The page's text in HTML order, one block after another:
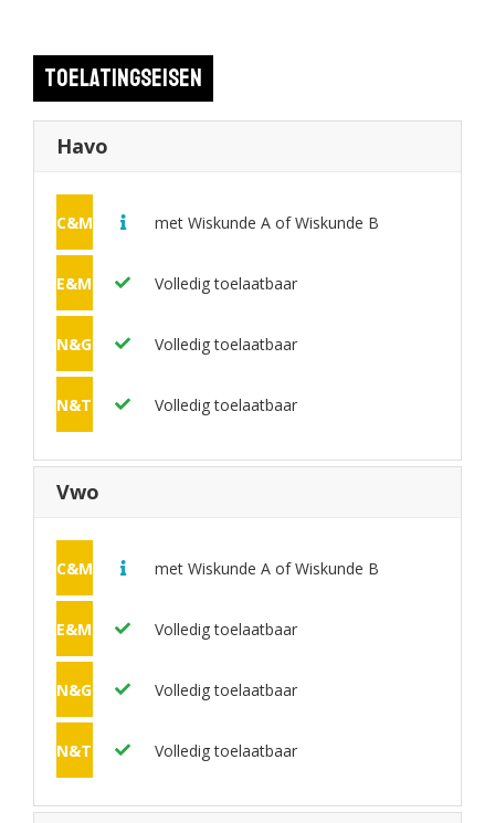
jaar van de bacheloropleiding Technische Bedrijfskunde.
Daarmee haal je 2 diploma’s in 4 jaar.
Toelatingseisen
Havo
C&M met Wiskunde A of Wiskunde B
E&M Volledig toelaatbaar
N&G Volledig toelaatbaar
N&T Volledig toelaatbaar
Vwo
C&M met Wiskunde A of Wiskunde B
E&M Volledig toelaatbaar
N&G Volledig toelaatbaar
N&T Volledig toelaatbaar